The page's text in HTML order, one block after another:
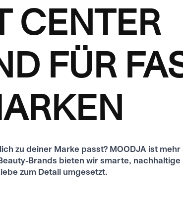
CENTER
FÜR
zu deiner Marke passt? MOODJA ist
Brands bieten wir smarte,
zum Detail umgesetzt.